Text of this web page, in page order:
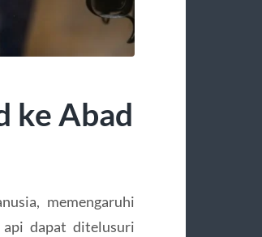
ke Abad
memengaruhi
api dapat ditelusuri